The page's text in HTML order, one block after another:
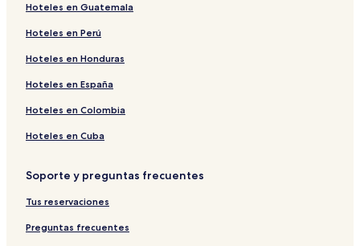
Hoteles en Guatemala
Hoteles en Perú
Hoteles en Honduras
Hoteles en España
Hoteles en Colombia
Hoteles en Cuba
Soporte y preguntas frecuentes
Tus reservaciones
Preguntas frecuentes